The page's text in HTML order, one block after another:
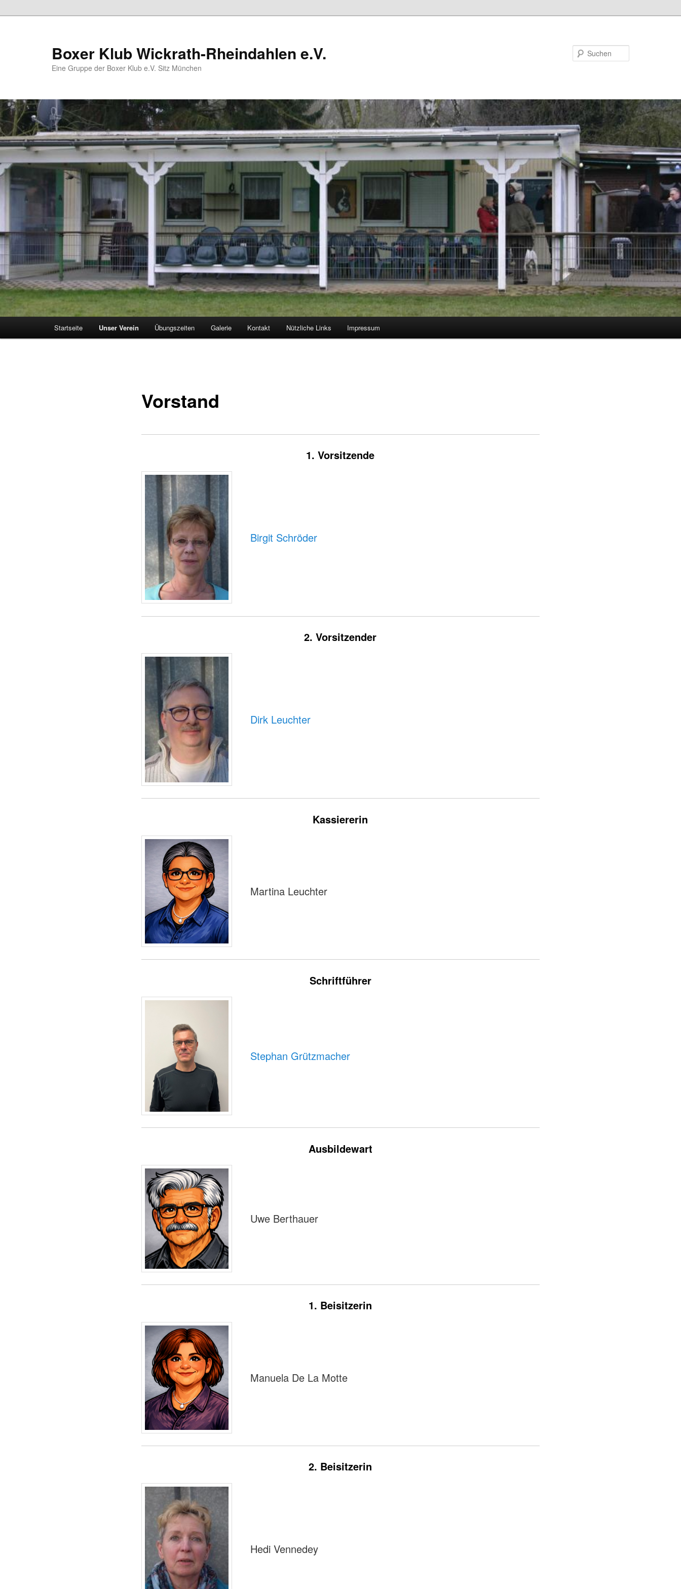
Boxer Klub Wickrath-Rheindahlen e.V.
Eine Gruppe der Boxer Klub e.V. Sitz München
Startseite Unser Verein Übungszeiten Galerie Kontakt Nützliche Links Impressum
Vorstand
1. Vorsitzende
Birgit Schröder
2. Vorsitzender
Dirk Leuchter
Kassiererin
Martina Leuchter
Schriftführer
Stephan Grützmacher
Ausbildewart
Uwe Berthauer
1. Beisitzerin
Manuela De La Motte
2. Beisitzerin
Hedi Vennedey